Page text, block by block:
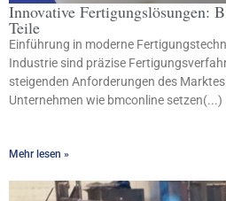
Innovative Fertigungslösungen:
Teile
Einführung in moderne
Industrie sind präzise
steigenden Anforderungen des
Unternehmen wie bmconline setzen(...)
Mehr lesen »